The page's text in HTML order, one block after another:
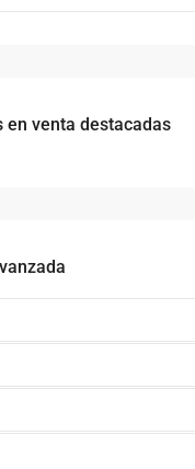
en venta destacadas